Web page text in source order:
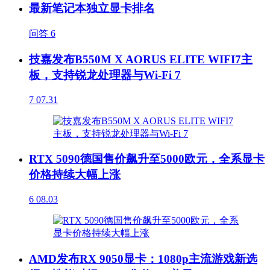
最新笔记本独立显卡排名
问答 6
技嘉发布B550M X AORUS ELITE WIFI7主
板，支持锐龙处理器与Wi-Fi 7
7 07.31
RTX 5090德国售价飙升至5000欧元，全系显卡
价格持续大幅上涨
6 08.03
AMD发布RX 9050显卡：1080p主流游戏新选